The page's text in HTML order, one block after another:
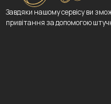
Завдяки нашому сервісу ви
привітання за допомогою